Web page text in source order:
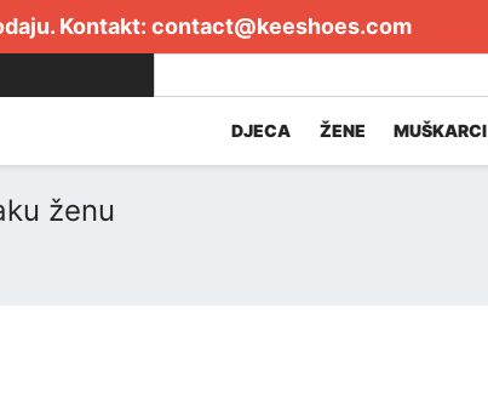
Kontakt: contact@keeshoes.com
DJECA ŽENE MUŠKARCI
ženu